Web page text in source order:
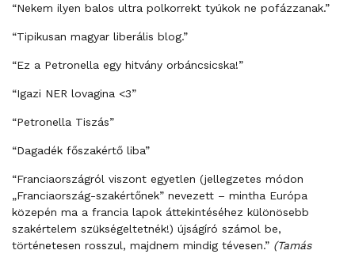
“Nekem ilyen balos ultra polkorrekt tyúkok ne pofázzanak.”
“Tipikusan magyar liberális blog.”
“Ez a Petronella egy hitvány orbáncsicska!”
“Igazi NER lovagina <3”
“Petronella Tiszás”
“Dagadék főszakértő liba”
“Franciaországról viszont egyetlen (jellegzetes módon
„Franciaország-szakértőnek” nevezett – mintha Európa
közepén ma a francia lapok áttekintéséhez különösebb
szakértelem szükségeltetnék!) újságíró számol be,
történetesen rosszul, majdnem mindig tévesen.” (Tamás